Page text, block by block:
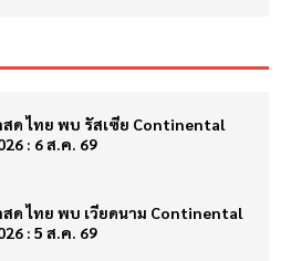
ด ไทย พบ รัสเซีย Continental
: 6 ส.ค. 69
ด ไทย พบ เวียดนาม Continental
: 5 ส.ค. 69